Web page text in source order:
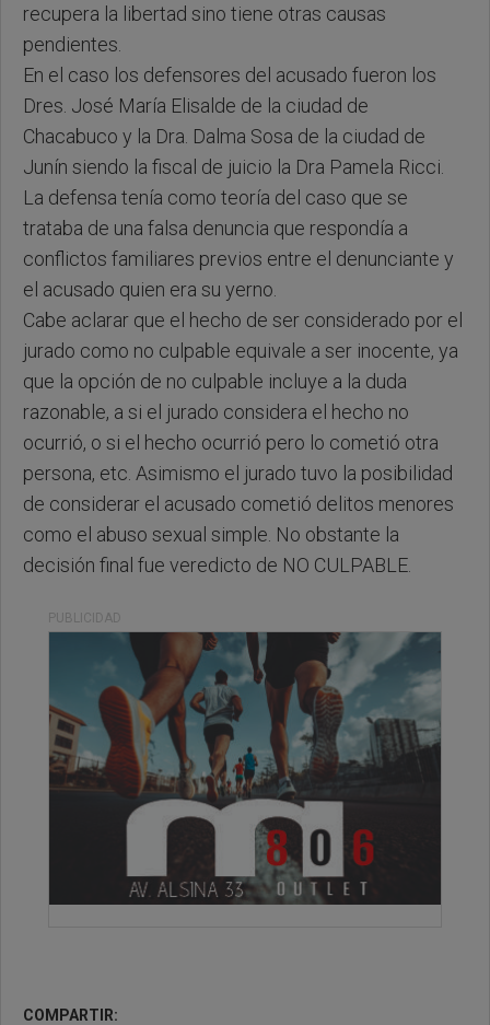
recupera la libertad sino tiene otras causas
pendientes.
En el caso los defensores del acusado fueron los
Dres. José María Elisalde de la ciudad de
Chacabuco y la Dra. Dalma Sosa de la ciudad de
Junín siendo la fiscal de juicio la Dra Pamela Ricci.
La defensa tenía como teoría del caso que se
trataba de una falsa denuncia que respondía a
conflictos familiares previos entre el denunciante y
el acusado quien era su yerno.
Cabe aclarar que el hecho de ser considerado por el
jurado como no culpable equivale a ser inocente, ya
que la opción de no culpable incluye a la duda
razonable, a si el jurado considera el hecho no
ocurrió, o si el hecho ocurrió pero lo cometió otra
persona, etc. Asimismo el jurado tuvo la posibilidad
de considerar el acusado cometió delitos menores
como el abuso sexual simple. No obstante la
decisión final fue veredicto de NO CULPABLE.
PUBLICIDAD
COMPARTIR: